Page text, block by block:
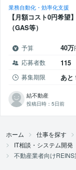
業務自動化・効率化支援
【月額コスト0円希
（GAS等）
予算 40万
応募者数 115
募集期限 あと
結不動産
投稿日時： 5日前
ホーム 仕事を探す
IT相談・システム開発
不動産業者向け